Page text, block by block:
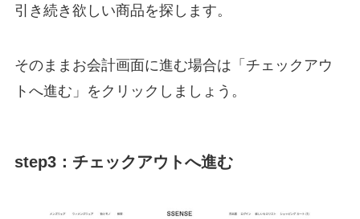
引き続き欲しい商品を探します。
そのままお会計画面に進む場合は「チェックアウ
トへ進む」をクリックしましょう。
step3：チェックアウトへ進む